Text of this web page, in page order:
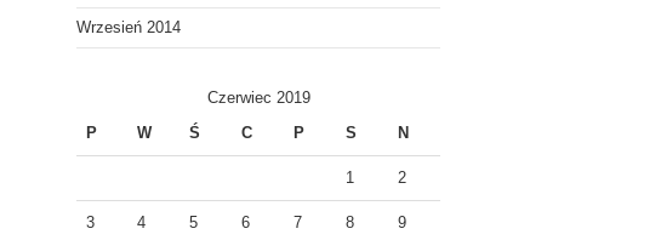
Wrzesień 2014
Czerwiec 2019
P W Ś C P S N
1 2
3 4 5 6 7 8 9